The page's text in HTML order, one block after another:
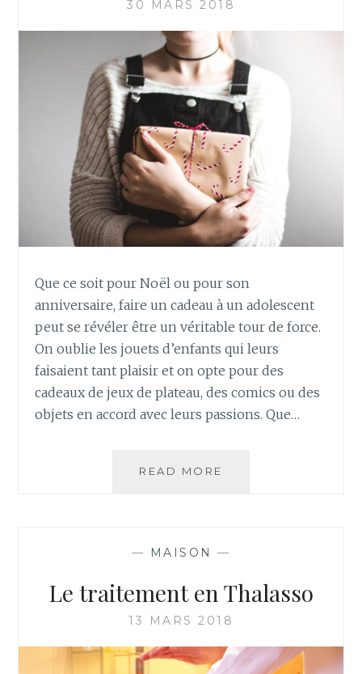
30 MARS 2018
Que ce soit pour Noël ou pour son
anniversaire, faire un cadeau à un adolescent
peut se révéler être un véritable tour de force.
On oublie les jouets d’enfants qui leurs
faisaient tant plaisir et on opte pour des
cadeaux de jeux de plateau, des comics ou des
objets en accord avec leurs passions. Que…
READ MORE
ADOLESCENT
— MAISON —
Le traitement en Thalasso
13 MARS 2018